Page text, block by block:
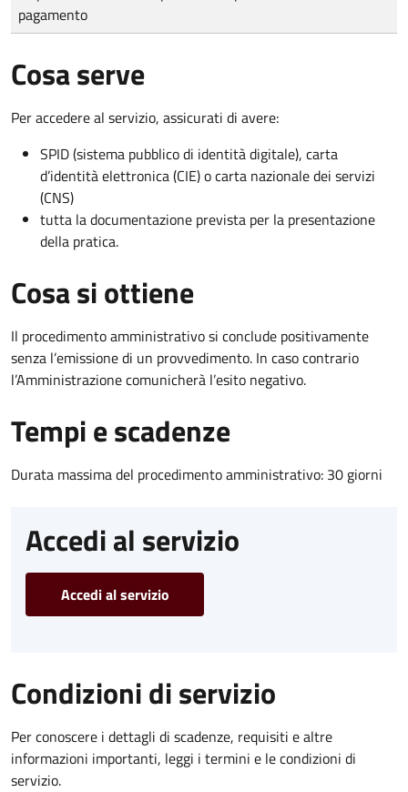
pagamento
Cosa serve
Per accedere al servizio, assicurati di avere:
SPID (sistema pubblico di identità digitale), carta
d’identità elettronica (CIE) o carta nazionale dei servizi
(CNS)
tutta la documentazione prevista per la presentazione
della pratica.
Cosa si ottiene
Il procedimento amministrativo si conclude positivamente
senza l’emissione di un provvedimento. In caso contrario
l’Amministrazione comunicherà l’esito negativo.
Tempi e scadenze
Durata massima del procedimento amministrativo: 30 giorni
Accedi al servizio
Accedi al servizio
Condizioni di servizio
Per conoscere i dettagli di scadenze, requisiti e altre
informazioni importanti, leggi i termini e le condizioni di
servizio.